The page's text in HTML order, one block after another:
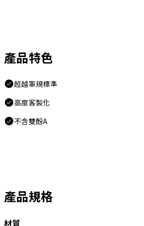
產品特色
超越軍規標準
高度客製化
不含雙酚A
產品規格
材質